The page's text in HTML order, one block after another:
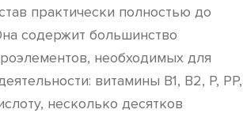
практически полностью до
содержит большинство
необходимых для
витамины B1, B2, P, PP,
несколько десятков